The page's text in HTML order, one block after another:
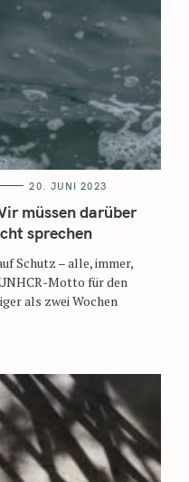
20. JUNI 2023
müssen darüber
sprechen
Schutz – alle, immer,
Motto für den
als zwei Wochen